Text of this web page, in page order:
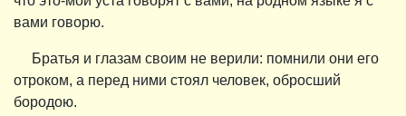
вами говорю.
Братья и глазам своим не верили: помнили они его
отроком, а перед ними стоял человек, обросший
бородою.